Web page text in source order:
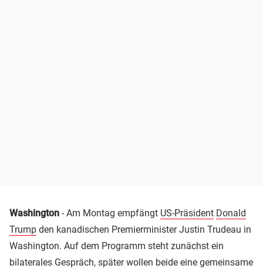
Washington - Am Montag empfängt US-Präsident Donald
Trump den kanadischen Premierminister Justin Trudeau in
Washington. Auf dem Programm steht zunächst ein
bilaterales Gespräch, später wollen beide eine gemeinsame